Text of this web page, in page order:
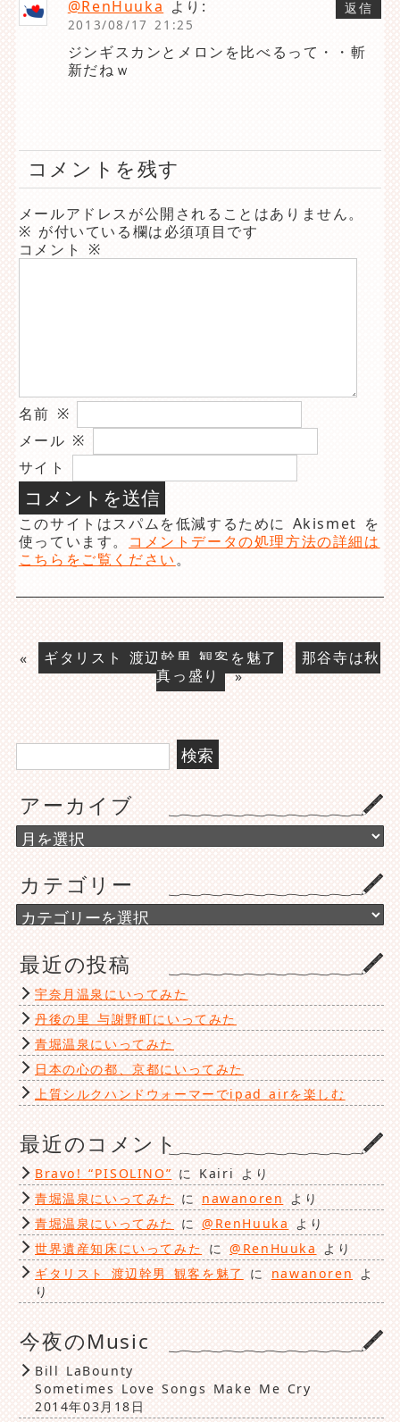
@RenHuuka より:
2013/08/17 21:25
ジンギスカンとメロンを比べるって・・斬
新だねｗ
返信
コメントを残す
メールアドレスが公開されることはありません。
※ が付いている欄は必須項目です
コメント ※
名前 ※
メール ※
サイト
このサイトはスパムを低減するために Akismet を
使っています。 コメントデータの処理方法の詳細は
こちらをご覧ください。
« ギタリスト 渡辺幹男 観客を魅了
那谷寺は秋
真っ盛り
»
検
索:
アーカイブ
ア
ー
イ
ブ
カテゴリー
カ
テ
リ
ー
最近の投稿
宇奈月温泉にいってみた
丹後の里 与謝野町にいってみた
青堀温泉にいってみた
日本の心の都、京都にいってみた
上質シルクハンドウォーマーでipad airを楽しむ
最近のコメント
Bravo! “PISOLINO” に Kairi より
青堀温泉にいってみた
に nawanoren より
青堀温泉にいってみた
に @RenHuuka より
世界遺産知床にいってみた に@RenHuuka
より
ギタリスト 渡辺幹男 観客を魅了
に nawanoren
よ
り
今夜のMusic
Bill LaBounty
Sometimes Love Songs Make Me Cry
2014年03月18日